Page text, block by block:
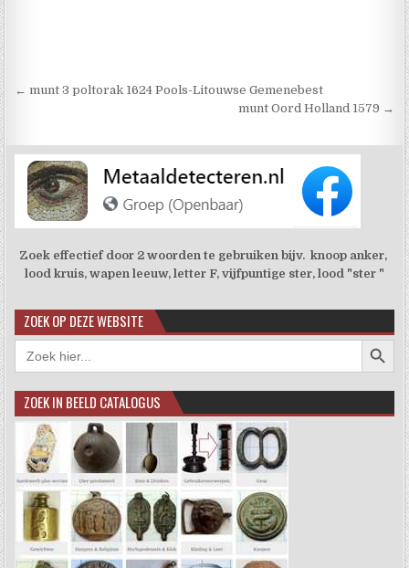
Berichtnavigatie
← munt 3 poltorak 1624 Pools-Litouwse Gemenebest
munt Oord Holland 1579 →
Zoek effectief door 2 woorden te gebruiken bijv. knoop anker,
lood kruis, wapen leeuw, letter F, vijfpuntige ster, lood "ster "
ZOEK OP DEZE WEBSITE
Zoek
naar:
ZOEK IN BEELD CATALOGUS